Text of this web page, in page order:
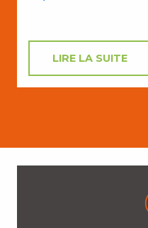
LIRE LA SUITE